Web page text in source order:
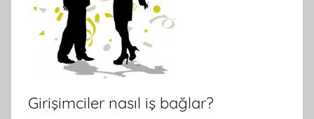
Girişimciler nasıl iş bağlar?